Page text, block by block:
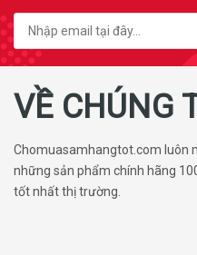
VỀ CHÚNG
Chomuasamhangtot.com luôn
những sản phẩm chính hãng
tốt nhất thị trường.